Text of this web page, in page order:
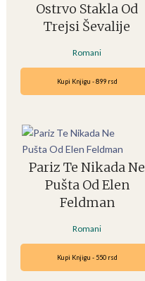
Ostrvo Stakla Od
Trejsi Ševalije
Romani
Kupi Knjigu - 899 rsd
Pariz Te Nikada Ne
Pušta Od Elen
Feldman
Romani
Kupi Knjigu - 550 rsd